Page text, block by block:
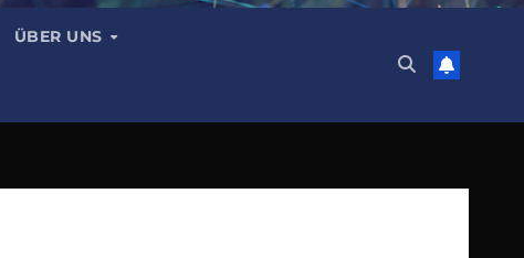
ÜBER UNS